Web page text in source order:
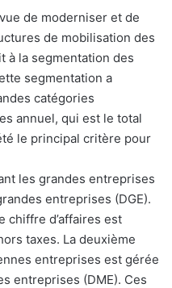
de moderniser et de
de mobilisation des
à la segmentation des
segmentation a
catégories
annuel, qui est le total
le principal critère pour
les grandes entreprises
entreprises (DGE).
chiffre d’affaires est
taxes. La deuxième
entreprises est gérée
entreprises (DME). Ces